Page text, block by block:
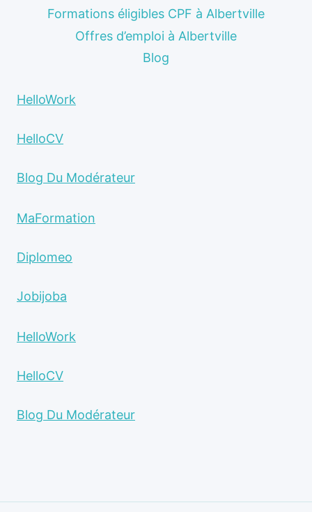
Formations éligibles CPF à Albertville
Offres d’emploi à Albertville
Blog
HelloWork
HelloCV
Blog Du Modérateur
MaFormation
Diplomeo
Jobijoba
HelloWork
HelloCV
Blog Du Modérateur